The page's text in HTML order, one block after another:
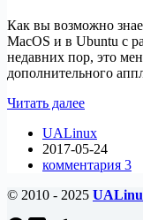
Как вы возможно
MacOS и в Ubuntu с
недавних пор, это
дополнительного
Читать далее
меню
для
Mate
Xfce
UALinux
2017-05-24
комментария 3
© 2010 - 2025